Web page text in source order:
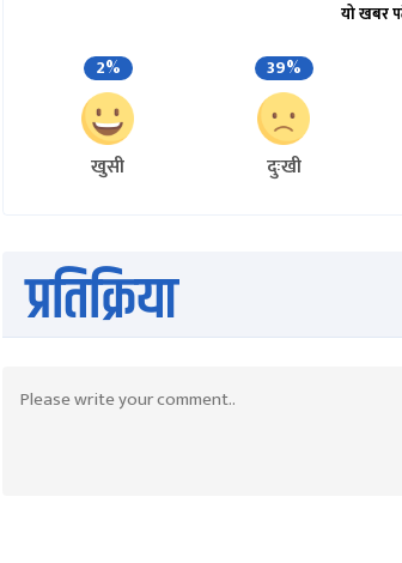
यो खबर
2%
खुसी
39%
दुःखी
प्रतिक्रिया